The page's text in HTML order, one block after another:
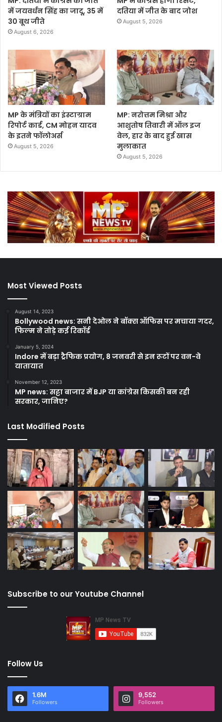
में जयवर्धन सिंह का जादू, 35 में
30 बूथ जीते
August 6, 2026
दतिया में जीत के बाद जोश
August 5, 2026
MP के मंत्रियों का इंस्टाग्राम
रिपोर्ट कार्ड, CM मोहन यादव
के इतने फॉलोअर्स
August 5, 2026
MP: नरोत्तम मिश्रा और
आशुतोष तिवारी में ऑल इज
वेल, हार के बाद हुई खास
मुलाकात
August 5, 2026
Most Viewed Posts
August 14, 2023
Bollywood news: सनी देओल ने बॉक्स ऑफिस पर मचाया गदर,
फिल्म ने तोड़े कई रिकॉर्ड
January 5, 2024
Indore में बड़ा ट्रैफिक प्रयोग, 8 जनवरी से इन रूटों पर वन-वे
यातायात
November 12, 2023
MP news: सट्टा बाजार में BJP या कांग्रेस किसकी बन रही
सरकार, जानिए?
Last Modified Posts
Subscribe to our Youtube Channel
Follow Us
1.6M
Followers
9,552
Followers